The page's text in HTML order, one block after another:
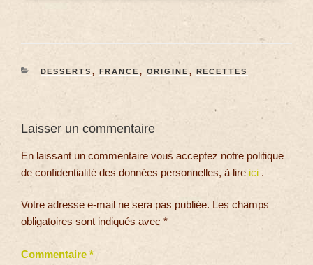
DESSERTS , FRANCE , ORIGINE , RECETTES
Laisser un commentaire
En laissant un commentaire vous acceptez notre politique
de confidentialité des données personnelles, à lire ici .
Votre adresse e-mail ne sera pas publiée. Les champs
obligatoires sont indiqués avec *
Commentaire *